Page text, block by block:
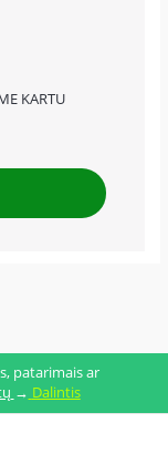
KARTU
patarimais ar
→ Dalintis